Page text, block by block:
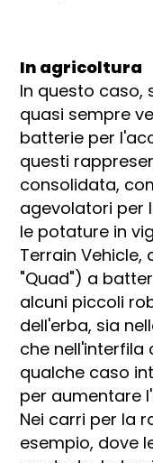
In agricoltura
In questo caso,
quasi sempre
batterie per
questi
consolidata,
agevolatori per
le potature in
Terrain
"Quad") a
alcuni piccoli
dell'erba, sia
che nell'interfila
qualche caso
per aumentare
Nei carri per la
esempio, dove